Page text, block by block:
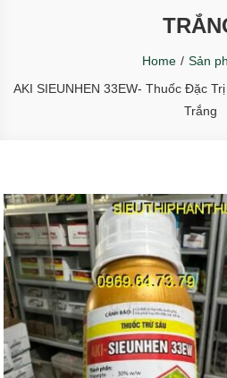
Home
Sản
AKI SIEUNHEN 33EW- Thuốc Đặc
Trắng